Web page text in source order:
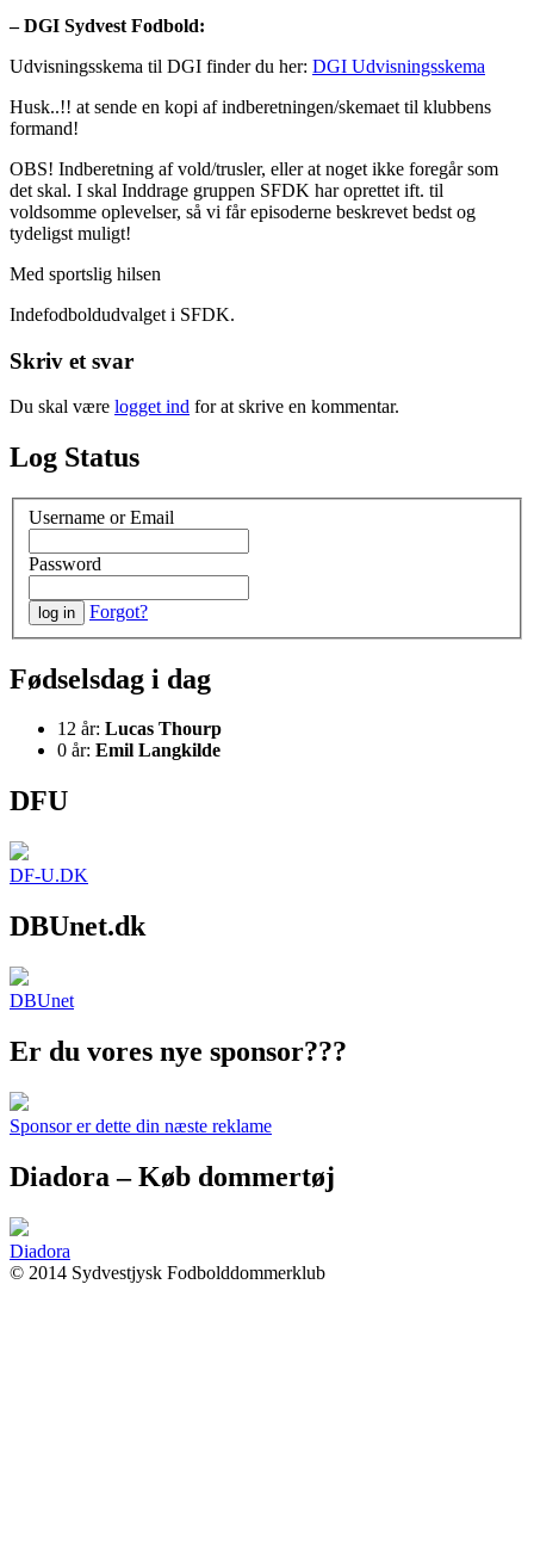
– DGI Sydvest Fodbold:
Udvisningsskema til DGI finder du her: DGI Udvisningsskema
Husk..!! at sende en kopi af indberetningen/skemaet til klubbens
formand!
OBS! Indberetning af vold/trusler, eller at noget ikke foregår som
det skal. I skal Inddrage gruppen SFDK har oprettet ift. til
voldsomme oplevelser, så vi får episoderne beskrevet bedst og
tydeligst muligt!
Med sportslig hilsen
Indefodboldudvalget i SFDK.
Skriv et svar
Du skal være logget ind for at skrive en kommentar.
Log Status
Username or Email
Password
Forgot?
Fødselsdag i dag
12 år: Lucas Thourp
0 år: Emil Langkilde
DFU
DF-U.DK
DBUnet.dk
DBUnet
Er du vores nye sponsor???
Sponsor er dette din næste reklame
Diadora – Køb dommertøj
Diadora
© 2014 Sydvestjysk Fodbolddommerklub